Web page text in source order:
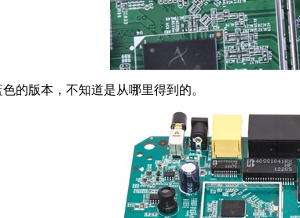
的版本，不知道是从哪里得到的。